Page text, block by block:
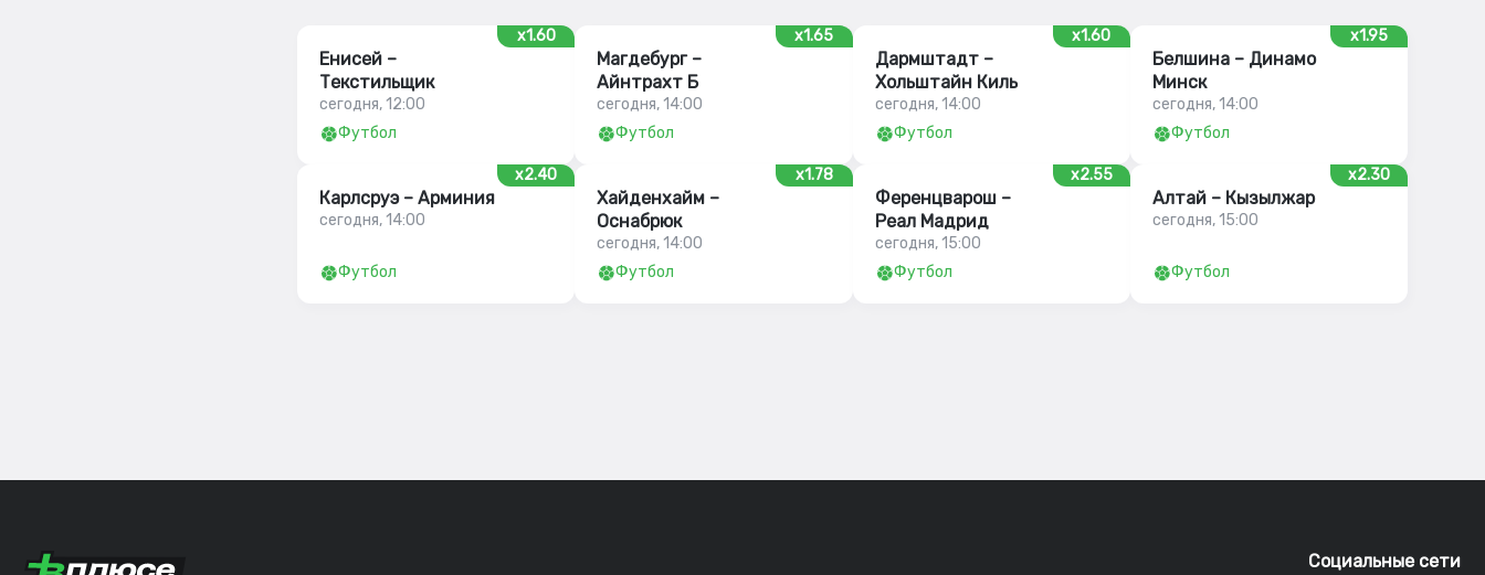
x1.60
Енисей –
Текстильщик
сегодня, 12:00
Футбол
x1.65
Магдебург –
Айнтрахт Б
сегодня, 14:00
Футбол
x1.60
Дармштадт –
Хольштайн Киль
сегодня, 14:00
Футбол
x1.95
Белшина – Динамо
Минск
сегодня, 14:00
Футбол
x2.40
Карлсруэ – Арминия
сегодня, 14:00
Футбол
x1.78
Хайденхайм –
Оснабрюк
сегодня, 14:00
Футбол
x2.55
Ференцварош –
Реал Мадрид
сегодня, 15:00
Футбол
x2.30
Алтай – Кызылжар
сегодня, 15:00
Футбол
Социальные сети